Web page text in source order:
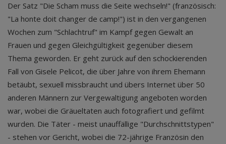
Der Satz "Die Scham muss die Seite wechseln!" (französisch:
"La honte doit changer de camp!") ist in den vergangenen
Wochen zum "Schlachtruf" im Kampf gegen Gewalt an
Frauen und gegen Gleichgültigkeit gegenüber diesem
Thema geworden. Er geht zurück auf den schockierenden
Fall von Gisele Pelicot, die über Jahre von ihrem Ehemann
betäubt, sexuell missbraucht und übers Internet über 50
anderen Männern zur Vergewaltigung angeboten worden
war, wobei die Gräueltaten auch fotografiert und gefilmt
wurden. Die Täter - meist unauffällige "Durchschnittstypen"
- stehen vor Gericht, wobei die 72-jährige Französin den